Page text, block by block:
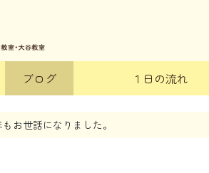
ブログ １日の流れ
お世話になりました。